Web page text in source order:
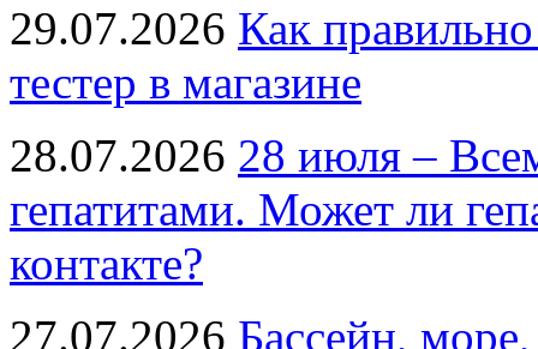
29.07.2026 Как
тестер в магазине
28.07.2026 28 июля –
гепатитами. Может ли
контакте?
27.07.2026 Бассейн,